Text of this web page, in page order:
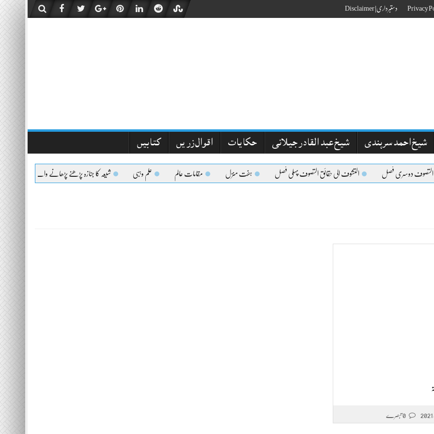
دستبرداری| Disclaimer
شیخ احمد سرہندی شیخ عبد القادر جیلانی حکایات اقوال زریں کتابیں
التصوف دوسری فصل التشوف الی حقائق التصوف پہلی فصل ہفت منزل مقامات عالم علم وہبی شیعہ کا جنازہ پڑھنے پڑھانے والےکیلئے اعلیٰحضرت